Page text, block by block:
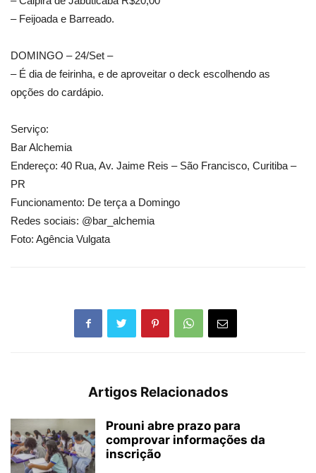
– Feijoada e Barreado.
DOMINGO – 24/Set –
– É dia de feirinha, e de aproveitar o deck escolhendo as
opções do cardápio.
Serviço:
Bar Alchemia
Endereço: 40 Rua, Av. Jaime Reis – São Francisco, Curitiba –
PR
Funcionamento: De terça a Domingo
Redes sociais: @bar_alchemia
Foto: Agência Vulgata
Artigos Relacionados
Prouni abre prazo para
comprovar informações da
inscrição